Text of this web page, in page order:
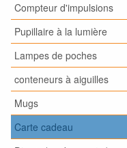
Compteur d'impulsions
Pupillaire à la lumière
Lampes de poches
conteneurs à aiguilles
Mugs
Carte cadeau